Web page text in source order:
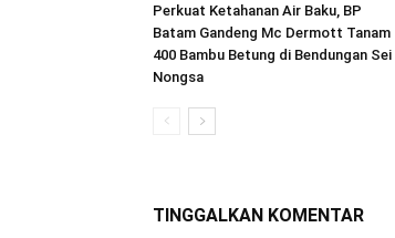
Perkuat Ketahanan Air Baku, BP
Batam Gandeng Mc Dermott Tanam
400 Bambu Betung di Bendungan Sei
Nongsa
TINGGALKAN KOMENTAR